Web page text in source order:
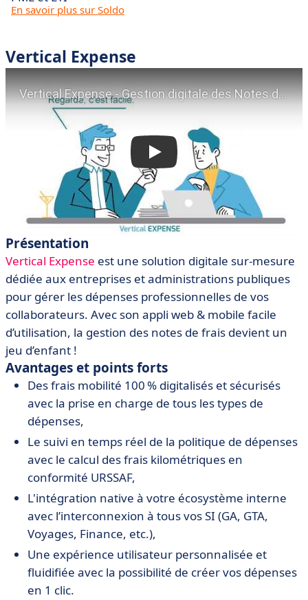
En savoir plus sur Soldo
Vertical Expense
Présentation
Vertical Expense est une solution digitale sur-mesure
dédiée aux entreprises et administrations publiques
pour gérer les dépenses professionnelles de vos
collaborateurs. Avec son appli web & mobile facile
d’utilisation, la gestion des notes de frais devient un
jeu d’enfant !
Avantages et points forts
Des frais mobilité 100 % digitalisés et sécurisés
avec la prise en charge de tous les types de
dépenses,
Le suivi en temps réel de la politique de dépenses
avec le calcul des frais kilométriques en
conformité URSSAF,
L'intégration native à votre écosystème interne
avec l’interconnexion à tous vos SI (GA, GTA,
Voyages, Finance, etc.),
Une expérience utilisateur personnalisée et
fluidifiée avec la possibilité de créer vos dépenses
en 1 clic.